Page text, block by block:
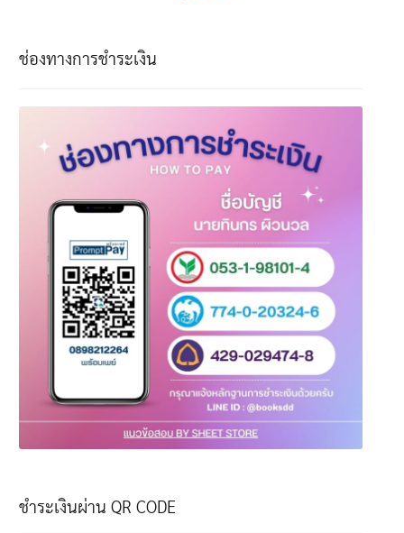
ช่องทางการชำระเงิน
ชำระเงินผ่าน QR CODE